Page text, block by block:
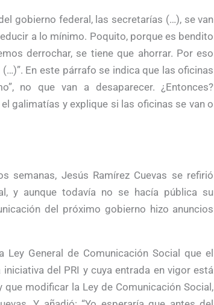
gobierno federal, las secretarías (…), se van
a lo mínimo. Poquito, porque es bendito
derrochar, se tiene que ahorrar. Por eso
En este párrafo se indica que las oficinas
no que van a desaparecer. ¿Entonces?
galimatías y explique si las oficinas se van o
semanas, Jesús Ramírez Cuevas se refirió
y aunque todavía no se hacía pública su
del próximo gobierno hizo anuncios
General de Comunicación Social que el
del PRI y cuya entrada en vigor está
modificar la Ley de Comunicación Social,